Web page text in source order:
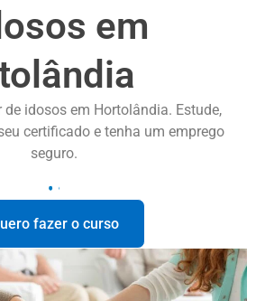
em
de idosos em Hortolândia. Estude,
certificado e tenha um emprego
seguro.
fazer o curso